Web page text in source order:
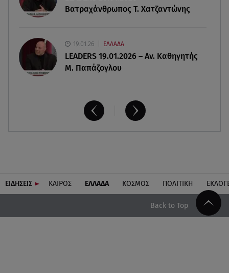
Βατραχάνθρωπος Τ. Χατζαντώνης
19.01.26 ΕΛΛΑΔΑ
LEADERS 19.01.2026 – Αν. Καθηγητής
Μ. Παπάζογλου
ΕΙΔΗΣΕΙΣ ΚΑΙΡΟΣ ΕΛΛΑΔΑ ΚΟΣΜΟΣ ΠΟΛΙΤΙΚΗ
Back to Top